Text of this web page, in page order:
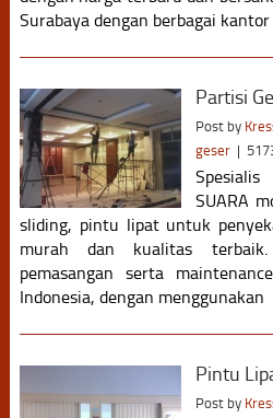
Surabaya dengan berbagai
Partisi
Post by
geser |
Spesialis
SUARA
sliding, pintu lipat untuk
murah dan kualitas terbaik.
pemasangan serta
Indonesia, dengan menggunakan
Pintu
Post by